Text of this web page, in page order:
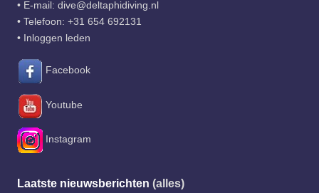
• E-mail: dive@deltaphidiving.nl
• Telefoon: +31 654 692131
• Inloggen leden
Facebook
Youtube
Instagram
Laatste nieuwsberichten (alles)